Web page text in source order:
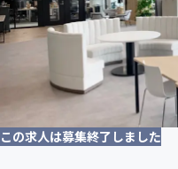
この求人は募集終了しました